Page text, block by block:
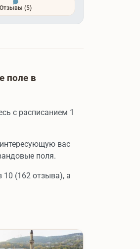
Отзывы(5)
поле в
с расписанием 1
вас
поля.
10 (162 отзыва), а